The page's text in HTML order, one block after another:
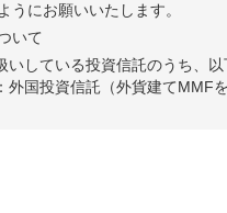
うにお願いいたします。
いて
いしている投資信託のうち、
外国投資信託（外貨建てMMF